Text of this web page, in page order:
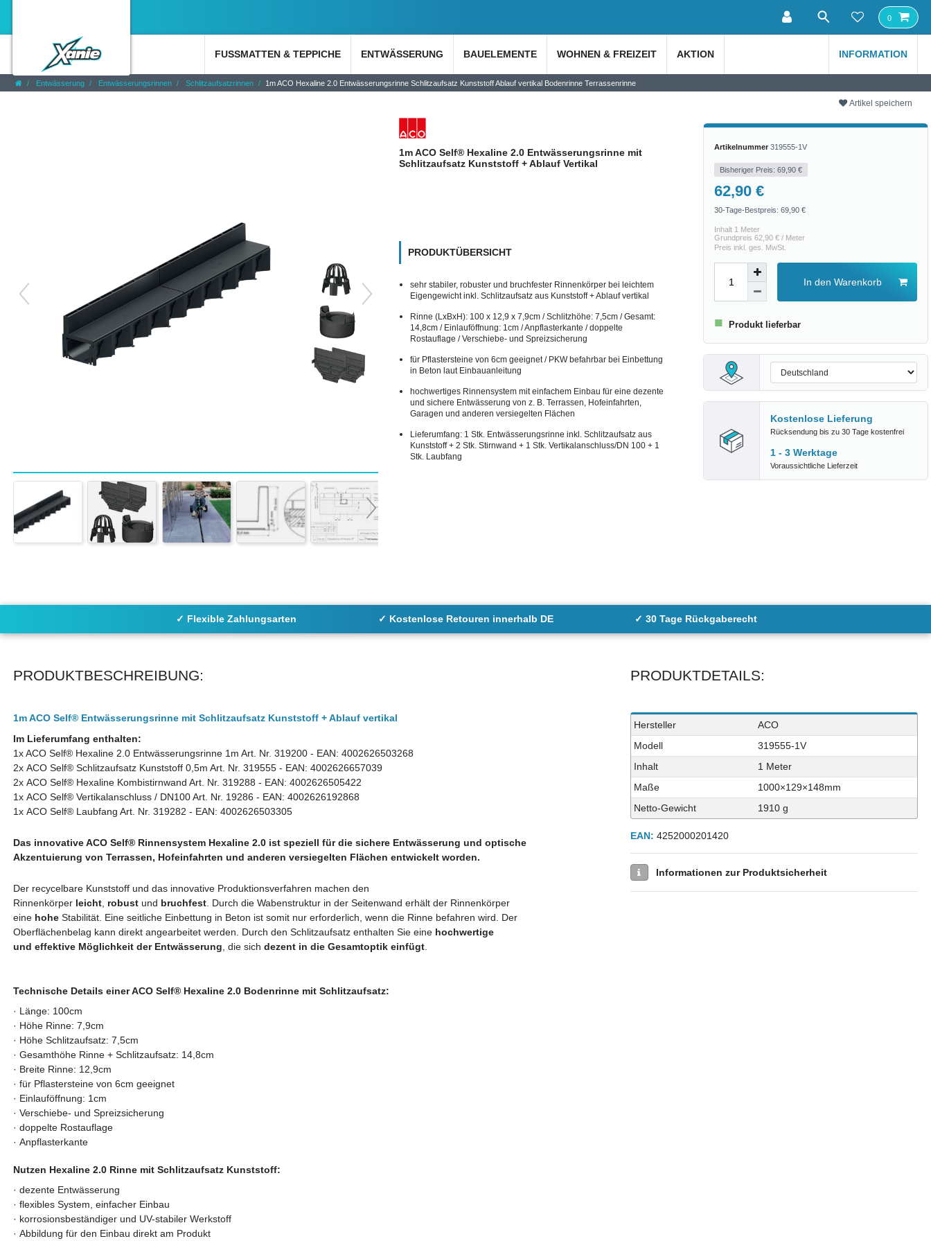
0
FUSSMATTEN & TEPPICHE ENTWÄSSERUNG BAUELEMENTE WOHNEN & FREIZEIT AKTION INFORMATION
Entwässerung Entwässerungsrinnen Schlitzaufsatzrinnen 1m ACO Hexaline 2.0 Entwässerungsrinne Schlitzaufsatz Kunststoff Ablauf vertikal Bodenrinne Terrassenrinne
1m ACO Self® Hexaline 2.0 Entwässerungsrinne mit
Schlitzaufsatz Kunststoff + Ablauf Vertikal
Artikel speichern
PRODUKTÜBERSICHT
sehr stabiler, robuster und bruchfester Rinnenkörper bei leichtem
Eigengewicht inkl. Schlitzaufsatz aus Kunststoff + Ablauf vertikal
Rinne (LxBxH): 100 x 12,9 x 7,9cm / Schlitzhöhe: 7,5cm / Gesamt:
14,8cm / Einlauföffnung: 1cm / Anpflasterkante / doppelte
Rostauflage / Verschiebe- und Spreizsicherung
für Pflastersteine von 6cm geeignet / PKW befahrbar bei Einbettung
in Beton laut Einbauanleitung
hochwertiges Rinnensystem mit einfachem Einbau für eine dezente
und sichere Entwässerung von z. B. Terrassen, Hofeinfahrten,
Garagen und anderen versiegelten Flächen
Lieferumfang: 1 Stk. Entwässerungsrinne inkl. Schlitzaufsatz aus
Kunststoff + 2 Stk. Stirnwand + 1 Stk. Vertikalanschluss/DN 100 + 1
Stk. Laubfang
Artikelnummer319555-1V
Bisheriger Preis: 69,90 €
62,90 €
30-Tage-Bestpreis:69,90 €
Inhalt 1
Meter
Grundpreis62,90 € / Meter
Preis inkl. ges. MwSt.
In den Warenkorb
■ Produkt lieferbar
Kostenlose Lieferung
Rücksendung bis zu 30 Tage kostenfrei
1 - 3 Werktage
Voraussichtliche Lieferzeit
✓ Flexible Zahlungsarten ✓ Kostenlose Retouren innerhalb DE ✓ 30 Tage Rückgaberecht
PRODUKTBESCHREIBUNG:
1m ACO Self® Entwässerungsrinne mit Schlitzaufsatz Kunststoff + Ablauf vertikal
Im Lieferumfang enthalten:
1x ACO Self® Hexaline 2.0 Entwässerungsrinne 1m Art. Nr. 319200 - EAN: 4002626503268
2x ACO Self® Schlitzaufsatz Kunststoff 0,5m Art. Nr. 319555 - EAN: 4002626657039
2x ACO Self® Hexaline Kombistirnwand Art. Nr. 319288 - EAN: 4002626505422
1x ACO Self® Vertikalanschluss / DN100 Art. Nr. 19286 - EAN: 4002626192868
1x ACO Self® Laubfang Art. Nr. 319282 - EAN: 4002626503305
Das innovative ACO Self® Rinnensystem Hexaline 2.0 ist speziell für die sichere Entwässerung und optische
Akzentuierung von Terrassen, Hofeinfahrten und anderen versiegelten Flächen entwickelt worden.
Der recycelbare Kunststoff und das innovative Produktionsverfahren machen den
Rinnenkörper leicht robust und bruchfest . Durch die Wabenstruktur in der Seitenwand erhält der Rinnenkörper
eine hohe Stabilität. Eine seitliche Einbettung in Beton ist somit nur erforderlich, wenn die Rinne befahren wird. Der
Oberflächenbelag kann direkt angearbeitet werden. Durch den Schlitzaufsatz enthalten Sie eine hochwertige
und effektive Möglichkeit der Entwässerung , die sich dezent in die Gesamtoptik einfügt
Technische Details einer ACO Self® Hexaline 2.0 Bodenrinne mit Schlitzaufsatz:
· Länge: 100cm
· Höhe Rinne: 7,9cm
· Höhe Schlitzaufsatz: 7,5cm
· Gesamthöhe Rinne + Schlitzaufsatz: 14,8cm
· Breite Rinne: 12,9cm
· für Pflastersteine von 6cm geeignet
· Einlauföffnung: 1cm
· Verschiebe- und Spreizsicherung
· doppelte Rostauflage
· Anpflasterkante
Nutzen Hexaline 2.0 Rinne mit Schlitzaufsatz Kunststoff:
· dezente Entwässerung
· flexibles System, einfacher Einbau
· korrosionsbeständiger und UV-stabiler Werkstoff
· Abbildung für den Einbau direkt am Produkt
PRODUKTDETAILS:
Technisches
Merkmal
Wert
Hersteller
ACO
Modell
319555-1V
Inhalt
1 Meter
Maße
1000×129×148mm
Netto-Gewicht
1910 g
EAN: 4252000201420
Informationen zur Produktsicherheit